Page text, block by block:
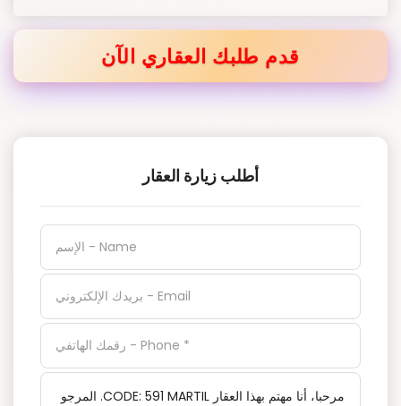
قدم طلبك العقاري الآن
أطلب زيارة العقار